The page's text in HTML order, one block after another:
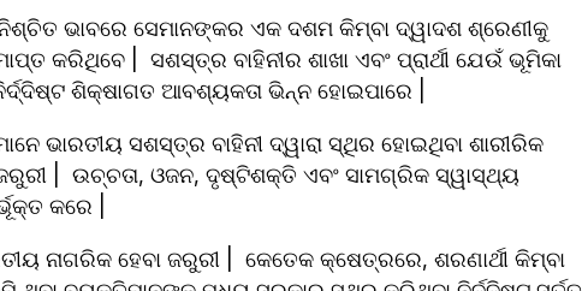
ନିଶ୍ଚିତ ଭାବରେ ସେମାନଙ୍କର ଏକ ଦଶମ କିମ୍ବା ଦ୍ୱାଦଶ ଶ୍ରେଣୀକୁ
କରିଥିବେ |  ସଶସ୍ତ୍ର ବାହିନୀର ଶାଖା ଏବଂ ପ୍ରାର୍ଥୀ ଯେଉଁ ଭୂମିକା
ଶିକ୍ଷାଗତ ଆବଶ୍ୟକତା ଭିନ୍ନ ହୋଇପାରେ |
ଭାରତୀୟ ସଶସ୍ତ୍ର ବାହିନୀ ଦ୍ୱାରା ସ୍ଥିର ହୋଇଥିବା ଶାରୀରିକ
|  ଉଚ୍ଚତା, ଓଜନ, ଦୃଷ୍ଟିଶକ୍ତି ଏବଂ ସାମଗ୍ରିକ ସ୍ୱାସ୍ଥ୍ୟ
କରେ |
ନାଗରିକ ହେବା ଜରୁରୀ |  କେତେକ କ୍ଷେତ୍ରରେ, ଶରଣାର୍ଥୀ କିମ୍ବା